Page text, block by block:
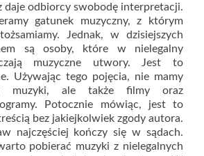
daje odbiorcy swobodę interpretacji.
gatunek muzyczny, z którym
Jednak, w dzisiejszych
są osoby, które w nielegalny
muzyczne utwory. Jest to
Używając tego pojęcia, nie mamy
muzyki, ale także filmy oraz
Potocznie mówiąc, jest to
bez jakiejkolwiek zgody autora.
najczęściej kończy się w sądach.
pobierać muzyki z nielegalnych